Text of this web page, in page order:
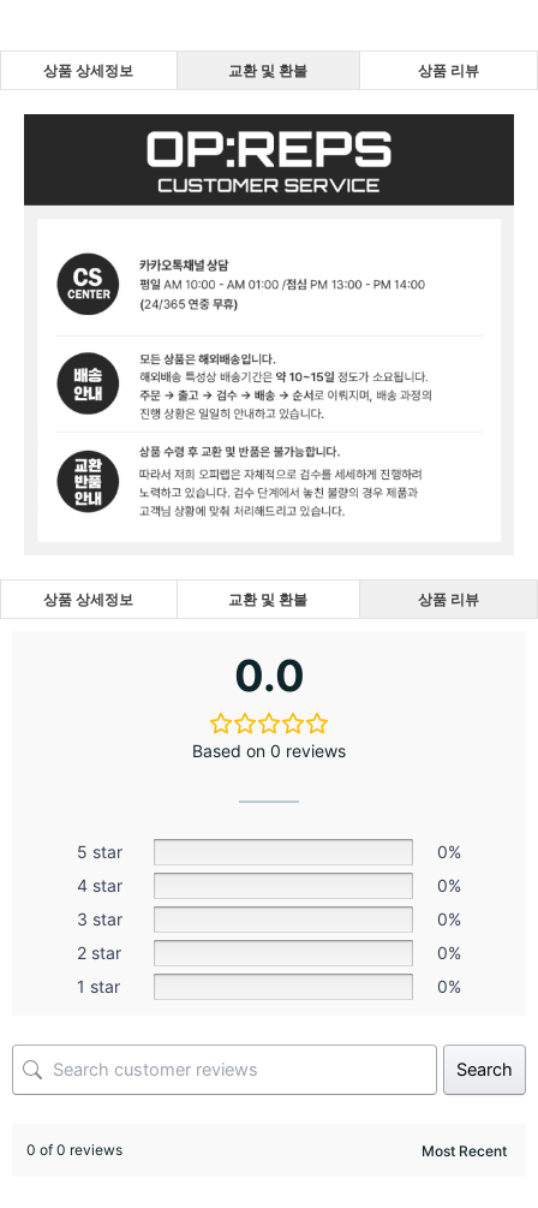
상품 상세정보 교환 및 환불 상품 리뷰
상품 상세정보 교환 및 환불 상품 리뷰
0.0
Based on 0 reviews
5 star
0%
4 star
0%
3 star
0%
2 star
0%
1 star
0%
Search
0 of 0 reviews